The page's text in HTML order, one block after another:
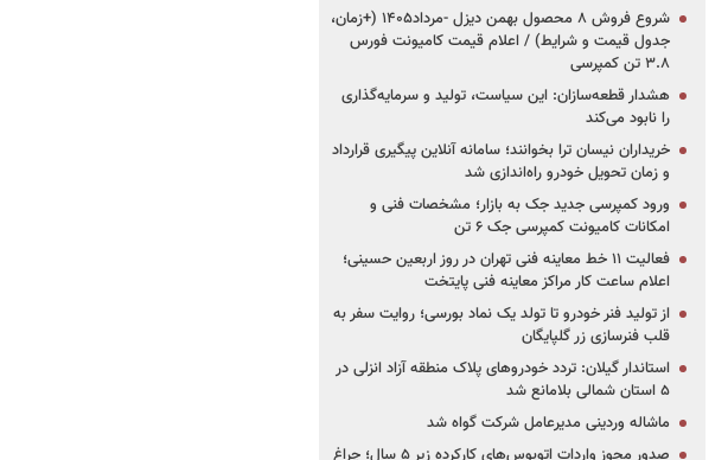
شروع فروش ۸ محصول بهمن دیزل -مرداد۱۴۰۵ (+زمان،
جدول قیمت و شرایط) / اعلام قیمت کامیونت فورس
۳.۸ تن کمپرسی
هشدار قطعه‌سازان: این سیاست، تولید و سرمایه‌گذاری
را نابود می‌کند
خریداران نیسان ترا بخوانند؛ سامانه آنلاین پیگیری قرارداد
و زمان تحویل خودرو راه‌اندازی شد
ورود کمپرسی جدید جک به بازار؛ مشخصات فنی و
امکانات کامیونت کمپرسی جک ۶ تن
فعالیت ۱۱ خط معاینه فنی تهران در روز اربعین حسینی؛
اعلام ساعت کار مراکز معاینه فنی پایتخت
از تولید فنر خودرو تا تولد یک نماد بورسی؛ روایت سفر به
قلب فنرسازی زر گلپایگان
استاندار گیلان: تردد خودروهای پلاک منطقه آزاد انزلی در
۵ استان شمالی بلامانع شد
ماشاله وردینی مدیرعامل شرکت گواه شد
صدور مجوز واردات اتوبوس‌های کارکرده زیر ۵ سال؛ چراغ